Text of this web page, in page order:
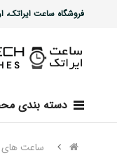
فروشگاه ساعت ایراتک،
دسته بندی
ساعت های